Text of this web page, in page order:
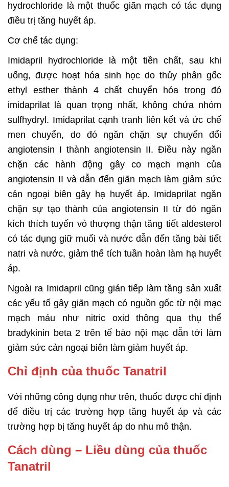
hydrochloride là một thuốc giãn mạch có tác dụng
điều trị tăng huyết áp.
Cơ chế tác dụng:
Imidapril hydrochloride là một tiền chất, sau khi
uống, được hoạt hóa sinh học do thủy phân gốc
ethyl esther thành 4 chất chuyển hóa trong đó
imidaprilat là quan trọng nhất, không chứa nhóm
sulfhydryl. Imidaprilat cạnh tranh liên kết và ức chế
men chuyển, do đó ngăn chặn sự chuyển đổi
angiotensin I thành angiotensin II. Điều này ngăn
chặn các hành động gây co mạch mạnh của
angiotensin II và dẫn đến giãn mạch làm giảm sức
cản ngoại biên gây hạ huyết áp. Imidaprilat ngăn
chặn sự tạo thành của angiotensin II từ đó ngăn
kích thích tuyến vỏ thượng thận tăng tiết aldesterol
có tác dụng giữ muối và nước dẫn đến tăng bài tiết
natri và nước, giảm thể tích tuần hoàn làm hạ huyết
áp.
Ngoài ra Imidapril cũng gián tiếp làm tăng sản xuất
các yếu tố gây giãn mạch có nguồn gốc từ nội mạc
mạch máu như nitric oxid thông qua thụ thể
bradykinin beta 2 trên tế bào nội mạcdẫn tới làm
giảm sức cản ngoại biên làm giảm huyết áp.
Chỉ định của thuốc Tanatril
Với những công dụng như trên, thuốc được chỉ định
để điều trị các trường hợp tăng huyết áp và các
trường hợp bị tăng huyết áp do nhu mô thận.
Cách dùng – Liều dùng của thuốc
Tanatril